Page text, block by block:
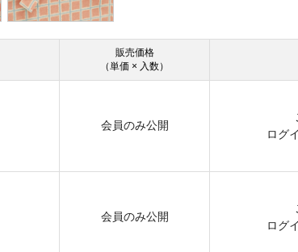
販売価格
（単価 × 入数）
会員のみ公開
ログ
会員のみ公開
ログ